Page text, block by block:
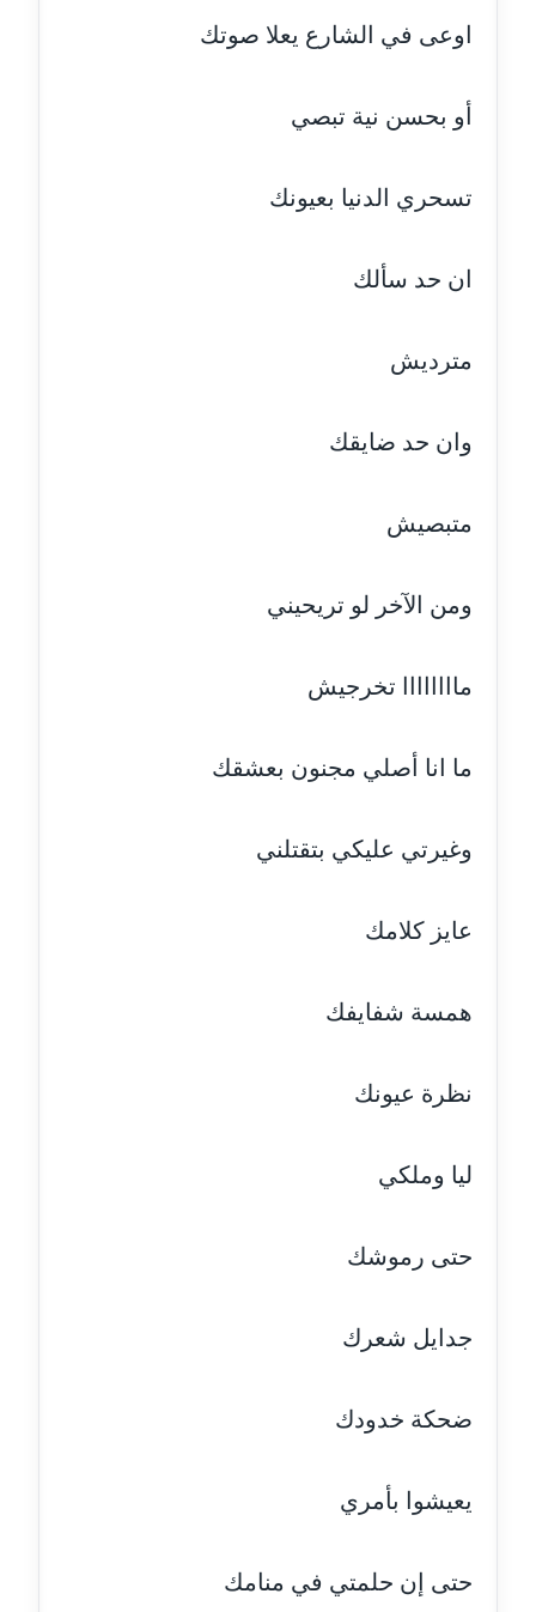
مدونة أسماء كاشف
مدونة أسماء نور الدين
عاملة
عاملة
عاملة
مدونة اشرف النجار
عاملة
مدونة السيده فوزي
مدونة آمال صالح
مدونة أماني بالحاج
مدونة أماني عبد السلام
مدونة أماني عز الدين
عاملة
عاملة
عاملة
اوعى في الشارع يعلا صوتك
أو بحسن نية تبصي
تسحري الدنيا بعيونك
ان حد سألك
مترديش
وان حد ضايقك
متبصيش
ومن الآخر لو تريحيني
ماااااااا تخرجيش
ما انا أصلي مجنون بعشقك
وغيرتي عليكي بتقتلني
عايز كلامك
همسة شفايفك
نظرة عيونك
ليا وملكي
حتى رموشك
جدايل شعرك
ضحكة خدودك
يعيشوا بأمري
حتى إن حلمتي في منامك